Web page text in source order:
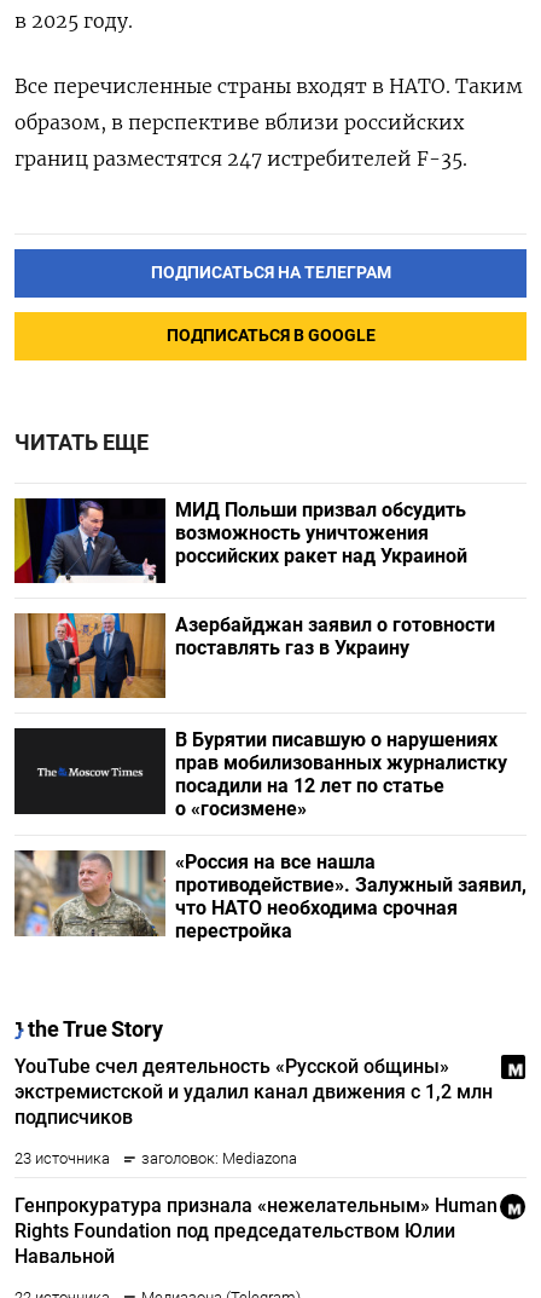
в 2025 году.
Все перечисленные страны входят в НАТО. Таким
образом, в перспективе вблизи российских
границ разместятся 247 истребителей F-35.
ПОДПИСАТЬСЯ НА ТЕЛЕГРАМ
ПОДПИСАТЬСЯ В GOOGLE
ЧИТАТЬ ЕЩЕ
МИД Польши призвал обсудить
возможность уничтожения
российских ракет над Украиной
Азербайджан заявил о готовности
поставлять газ в Украину
В Бурятии писавшую о нарушениях
прав мобилизованных журналистку
посадили на 12 лет по статье
о «госизмене»
«Россия на все нашла
противодействие». Залужный заявил,
что НАТО необходима срочная
перестройка